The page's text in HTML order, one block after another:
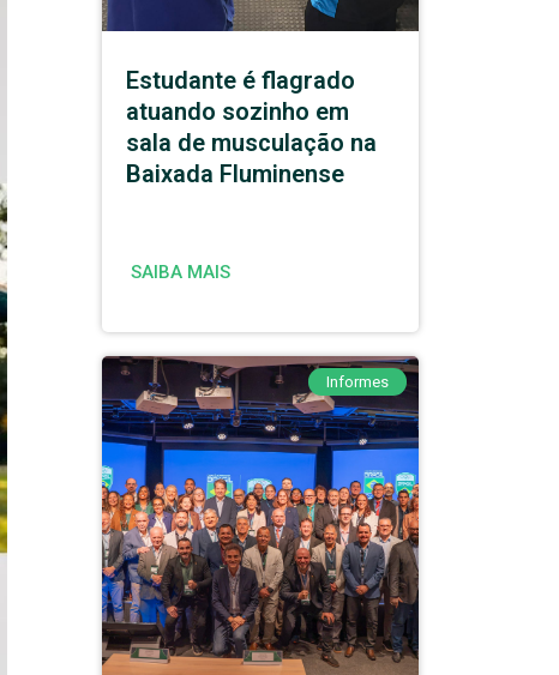
Estudante é flagrado
atuando sozinho em
sala de musculação na
Baixada Fluminense
SAIBA MAIS
Informes